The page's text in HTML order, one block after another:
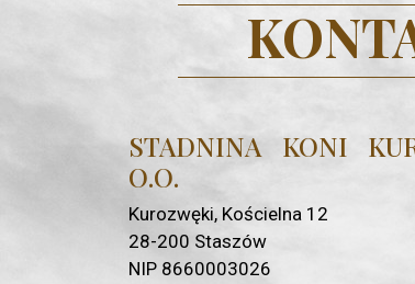
STADNINA KONI
O.O.
Kurozwęki, Kościelna 12
28-200 Staszów
NIP 8660003026